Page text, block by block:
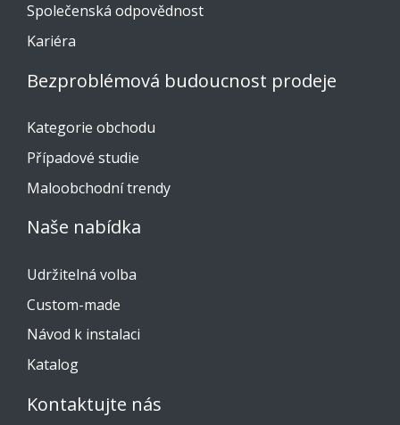
Společenská odpovědnost
Kariéra
Bezproblémová budoucnost prodeje
Kategorie obchodu
Případové studie
Maloobchodní trendy
Naše nabídka
Udržitelná volba
Custom-made
Návod k instalaci
Katalog
Kontaktujte nás